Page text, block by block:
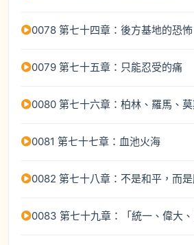
0078 第七十四章：後方基地的恐怖
0079 第七十五章：只能忍受的痛
0080 第七十六章：柏林、羅馬、
0081 第七十七章：血池火海
0082 第七十八章：不是和平，而
0083 第七十九章：「統一、偉大